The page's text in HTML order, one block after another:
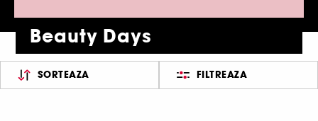
Beauty Days
SORTEAZA FILTREAZA